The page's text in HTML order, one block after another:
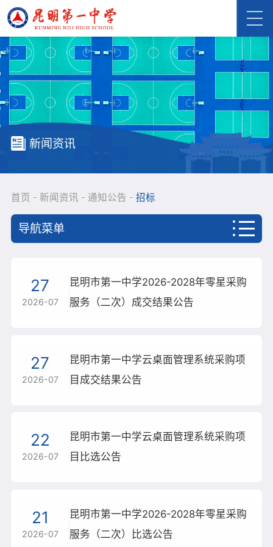
新闻资讯
首页 新闻资讯 通知公告 招标
导航菜单
学校概况
通知公告
教师发展
建校120周年
27
2026-07
昆明市第一中学2026-2028年零星采购
服务（二次）成交结果公告
27
2026-07
昆明市第一中学云桌面管理系统采购项
目成交结果公告
22
2026-07
昆明市第一中学云桌面管理系统采购项
目比选公告
21
2026-07
昆明市第一中学2026-2028年零星采购
服务（二次）比选公告